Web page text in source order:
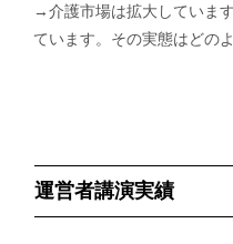
→介護市場は拡大していま
ています。その実態はどの
運営者講演実績